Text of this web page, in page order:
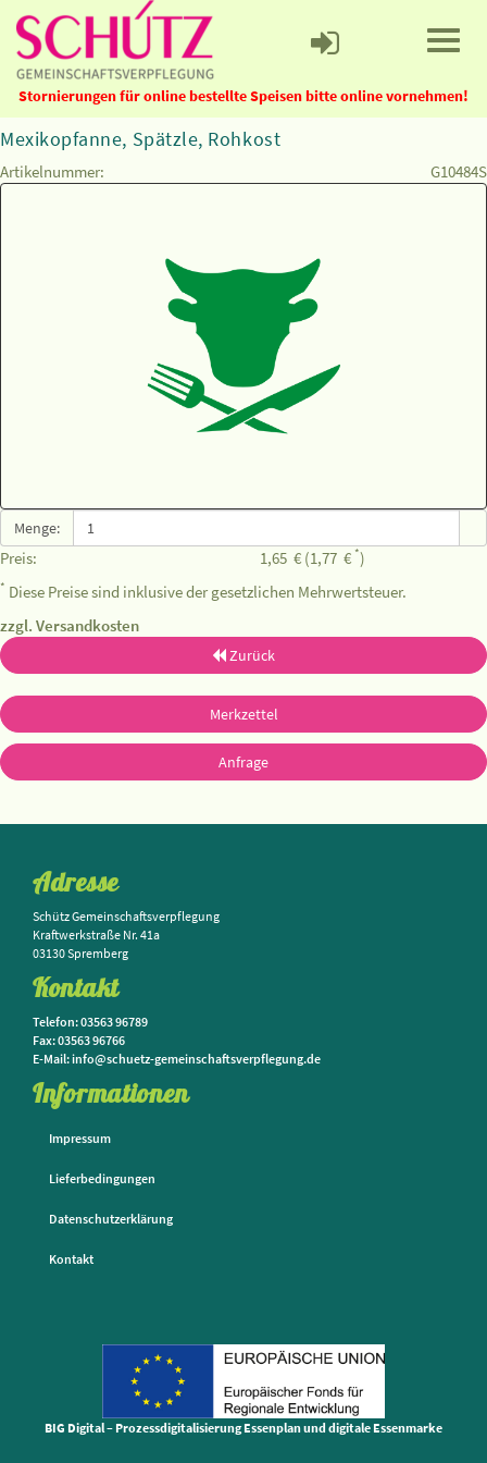
Stornierungen für online bestellte Speisen bitte online vornehmen!
Mexikopfanne, Spätzle, Rohkost
Artikelnummer: G10484S
Menge:
Preis: 1,65 € (1,77 € *)
* Diese Preise sind inklusive der gesetzlichen Mehrwertsteuer.
zzgl. Versandkosten
Zurück
Merkzettel
Anfrage
Adresse
Schütz Gemeinschaftsverpflegung
Kraftwerkstraße Nr. 41a
03130 Spremberg
Kontakt
Telefon: 03563 96789
Fax: 03563 96766
E-Mail: info@schuetz-gemeinschaftsverpflegung.de
Informationen
Impressum
Lieferbedingungen
Datenschutzerklärung
Kontakt
BIG Digital – Prozessdigitalisierung Essenplan und digitale Essenmarke